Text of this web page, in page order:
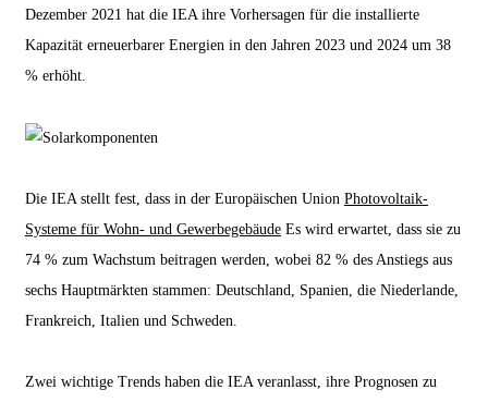
Dezember 2021 hat die IEA ihre Vorhersagen für die installierte
Kapazität erneuerbarer Energien in den Jahren 2023 und 2024 um 38
% erhöht.
Die IEA stellt fest, dass in der Europäischen Union Photovoltaik-
Systeme für Wohn- und GewerbegebäudeEs wird erwartet, dass sie zu
74 % zum Wachstum beitragen werden, wobei 82 % des Anstiegs aus
sechs Hauptmärkten stammen: Deutschland, Spanien, die Niederlande,
Frankreich, Italien und Schweden.
Zwei wichtige Trends haben die IEA veranlasst, ihre Prognosen zu